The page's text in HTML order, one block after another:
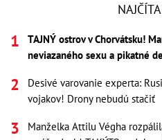
TAJNÝ ostrov v Chorvátsku!
neviazaného sexu a pikatné
Desivé varovanie experta:
vojakov! Drony nebudú stačiť
Manželka Attilu Végha